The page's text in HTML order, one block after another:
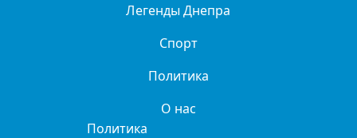
Легенды Днепра
Спорт
Политика
О нас
Политика